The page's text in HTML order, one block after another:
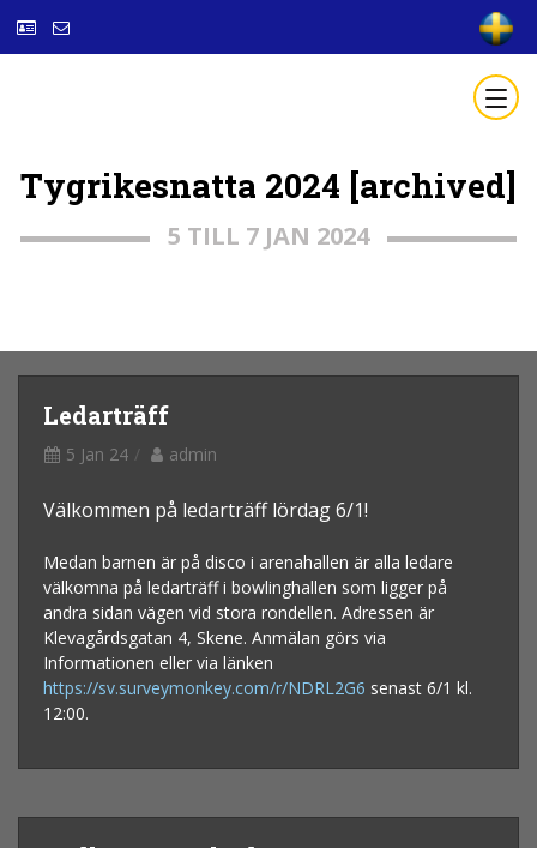
Tygrikesnatta 2024 [archived]
5 TILL 7 JAN 2024
Ledarträff
5 Jan 24 admin
Välkommen på ledarträff lördag 6/1!
Medan barnen är på disco i arenahallen är alla ledare
välkomna på ledarträff i bowlinghallen som ligger på
andra sidan vägen vid stora rondellen. Adressen är
Klevagårdsgatan 4, Skene. Anmälan görs via
Informationen eller via länken
https://sv.surveymonkey.com/r/NDRL2G6 senast 6/1 kl.
12:00.